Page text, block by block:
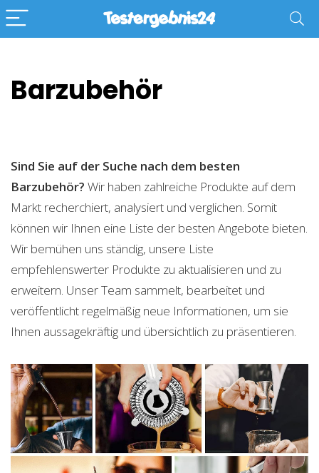
Barzubehör
Sind Sie auf der Suche nach dem besten
Barzubehör? Wir haben zahlreiche Produkte auf dem
Markt recherchiert, analysiert und verglichen. Somit
können wir Ihnen eine Liste der besten Angebote bieten.
Wir bemühen uns ständig, unsere Liste
empfehlenswerter Produkte zu aktualisieren und zu
erweitern. Unser Team sammelt, bearbeitet und
veröffentlicht regelmäßig neue Informationen, um sie
Ihnen aussagekräftig und übersichtlich zu präsentieren.